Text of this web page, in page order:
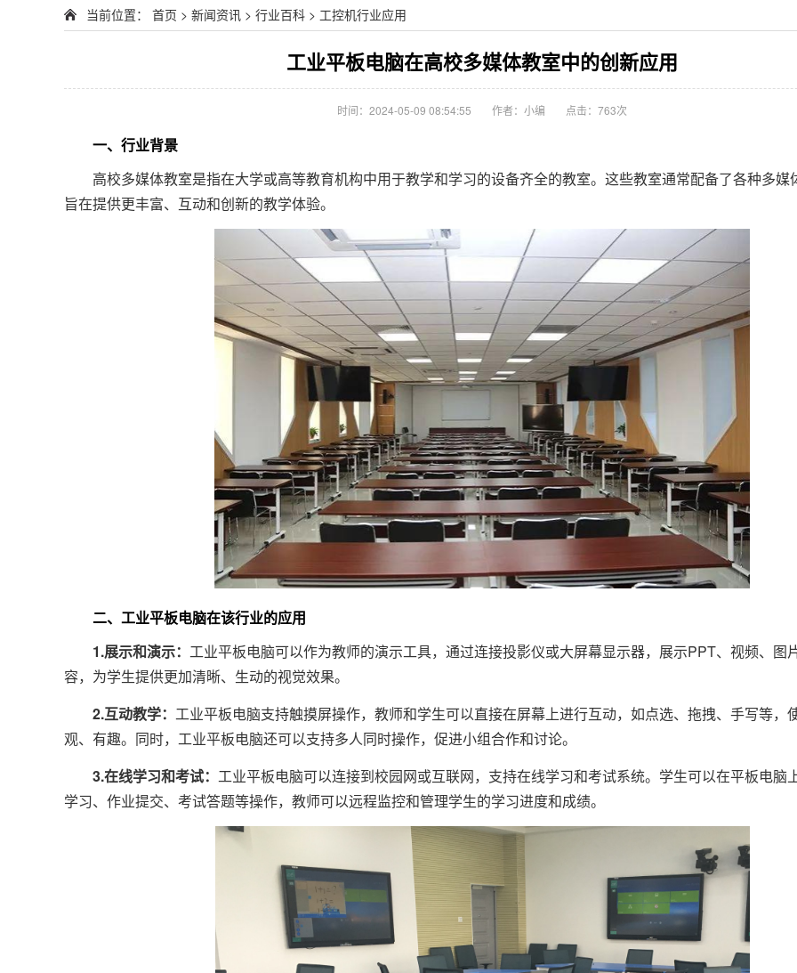
当前位置： 首页 > 新闻资讯 > 行业百科 > 工控机行业应用
工业平板电脑在高校多媒体教室中的创新应用
时间：2024-05-09 08:54:55 作者：小编 点击： 763次
一、行业背景
高校多媒体教室是指在大学或高等教育机构中用于教学和学习的设备齐全的教室。这些教室通常配备了各种多媒
旨在提供更丰富、互动和创新的教学体验。
二、工业平板电脑在该行业的应用
1.展示和演示： 工业平板电脑可以作为教师的演示工具，通过连接投影仪或大屏幕显示器，展示PPT、视频、图
容，为学生提供更加清晰、生动的视觉效果。
2.互动教学： 工业平板电脑支持触摸屏操作，教师和学生可以直接在屏幕上进行互动，如点选、拖拽、手写等，
观、有趣。同时，工业平板电脑还可以支持多人同时操作，促进小组合作和讨论。
3.在线学习和考试： 工业平板电脑可以连接到校园网或互联网，支持在线学习和考试系统。学生可以在平板电脑
学习、作业提交、考试答题等操作，教师可以远程监控和管理学生的学习进度和成绩。